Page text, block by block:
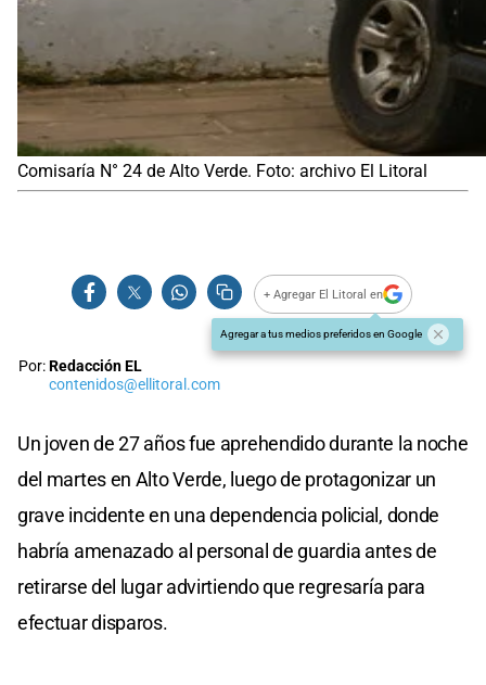
Comisaría N° 24 de Alto Verde. Foto: archivo El Litoral
+ Agregar El Litoral en
Agregar a tus medios preferidos en Google
Por:Redacción EL
contenidos@ellitoral.com
Un joven de 27 años fue aprehendido durante la noche
del martes en Alto Verde, luego de protagonizar un
grave incidente en una dependencia policial, donde
habría amenazado al personal de guardia antes de
retirarse del lugar advirtiendo que regresaría para
efectuar disparos.